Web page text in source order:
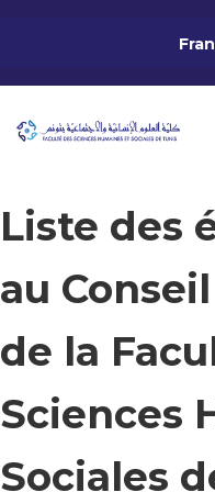
Liste des
au
de la
Sciences
Sociales